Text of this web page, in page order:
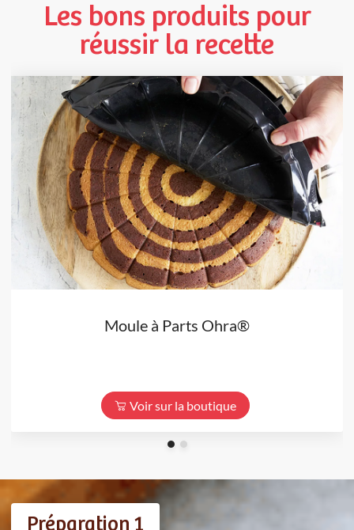
Les bons produits pour
réussir la recette
Moule à Parts Ohra®
Voir sur la boutique
Préparation 1